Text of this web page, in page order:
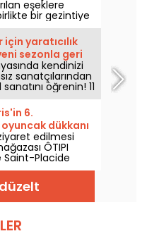
eşeklere
bir gezintiye
yaratıcılık
sezonla geri
kendinizi
sanatçılarından
öğrenin! 11
Rodin Müzesi,
tanıştırmak
açıyor. 2026
hazır
6.
dükkanı
edilmesi
ÔTIPI
Saint-Placide
bir adres